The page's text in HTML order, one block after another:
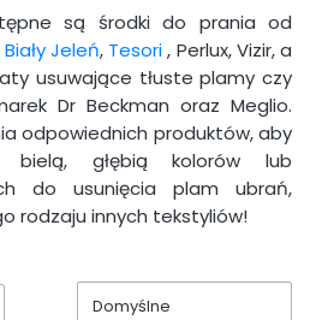
są środki do prania od
Biały Jeleń, Tesori, Perlux, Vizir, a
usuwające tłuste plamy czy
Dr Beckman oraz Meglio.
odpowiednich produktów, aby
bielą, głębią kolorów lub
do usunięcia plam ubrań,
rodzaju innych tekstyliów!
Domyślne